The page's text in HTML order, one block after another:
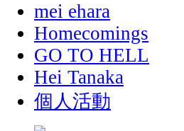
mei ehara
Homecomings
GO TO HELL
Hei Tanaka
個人活動